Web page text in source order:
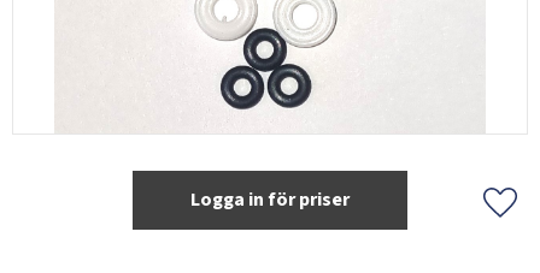
Logga in för priser